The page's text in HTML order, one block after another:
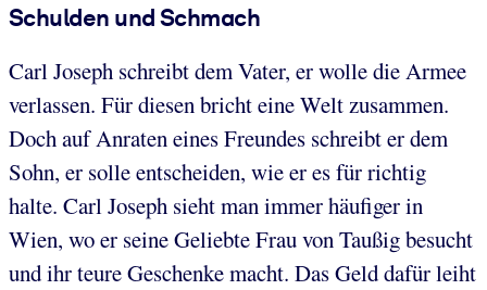
Schulden und Schmach
Carl Joseph schreibt dem Vater, er wolle die Armee
verlassen. Für diesen bricht eine Welt zusammen.
Doch auf Anraten eines Freundes schreibt er dem
Sohn, er solle entscheiden, wie er es für richtig
halte. Carl Joseph sieht man immer häufiger in
Wien, wo er seine Geliebte Frau von Taußig besucht
und ihr teure Geschenke macht. Das Geld dafür leiht